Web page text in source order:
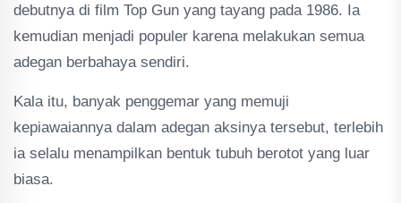
debutnya di film Top Gun yang tayang pada 1986. Ia
kemudian menjadi populer karena melakukan semua
adegan berbahaya sendiri.
Kala itu, banyak penggemar yang memuji
kepiawaiannya dalam adegan aksinya tersebut, terlebih
ia selalu menampilkan bentuk tubuh berotot yang luar
biasa.